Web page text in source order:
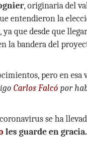
, originaria del
entendieron la
que desde que
la bandera del
pero en esa
Carlos Falcó por
se ha
les guarde en gracia.